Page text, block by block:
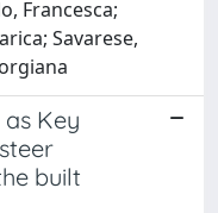
Francesca;
Savarese,
Key
built